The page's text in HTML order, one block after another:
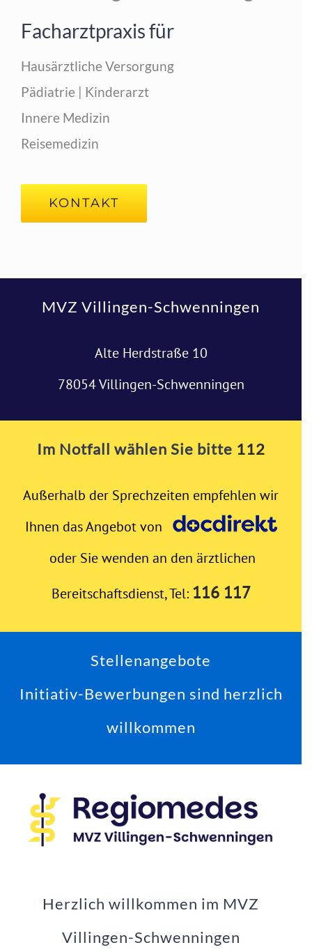
Facharztpraxis für
Hausärztliche Versorgung
Pädiatrie | Kinderarzt
Innere Medizin
Reisemedizin
KONTAKT
MVZ Villingen-Schwenningen
Alte Herdstraße 10
78054 Villingen-Schwenningen
Im Notfall wählen Sie bitte 112
Außerhalb der Sprechzeiten empfehlen wir
Ihnen das Angebot von
oder Sie wenden an den ärztlichen
Bereitschaftsdienst, Tel: 116 117
Stellenangebote
Initiativ-Bewerbungen sind herzlich
willkommen
Herzlich willkommen im MVZ
Villingen-Schwenningen